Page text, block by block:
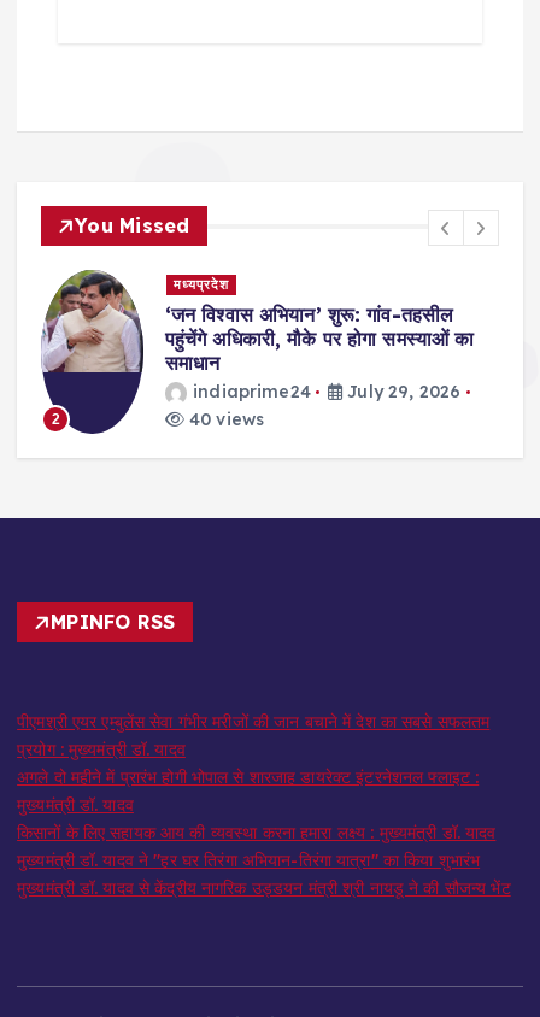
You Missed
2
मध्यप्रदेश
‘जन विश्वास अभियान’ शुरू: गांव-तहसील
पहुंचेंगे अधिकारी, मौके पर होगा समस्याओं का
समाधान
indiaprime24
July 29, 2026
40 views
MPINFO RSS
पीएमश्री एयर एम्बुलेंस सेवा गंभीर मरीजों की जान बचाने में देश का सबसे सफलतम
प्रयोग : मुख्यमंत्री डॉ. यादव
अगले दो महीने में प्रारंभ होगी भोपाल से शारजाह डायरेक्ट इंटरनेशनल फ्लाइट :
मुख्यमंत्री डॉ. यादव
किसानों के लिए सहायक आय की व्यवस्था करना हमारा लक्ष्य : मुख्यमंत्री डॉ. यादव
मुख्यमंत्री डॉ. यादव ने "हर घर तिरंगा अभियान-तिरंगा यात्रा" का किया शुभारंभ
मुख्यमंत्री डॉ. यादव से केंद्रीय नागरिक उड्डयन मंत्री श्री नायडू ने की सौजन्य भेंट